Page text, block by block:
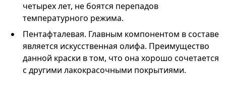
четырех лет, не боятся перепадов
температурного режима.
Пентафталевая. Главным компонентом в составе
является искусственная олифа. Преимущество
данной краски в том, что она хорошо сочетается
с другими лакокрасочными покрытиями.